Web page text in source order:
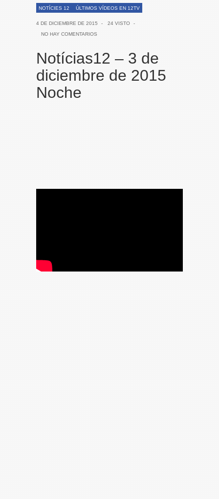
NOTÍCIES 12 ÚLTIMOS VÍDEOS EN 12TV
4 DE DICIEMBRE DE 2015 - 24 VISTO
-
NO HAY COMENTARIOS
Notícias12 – 3 de
diciembre de 2015
Noche